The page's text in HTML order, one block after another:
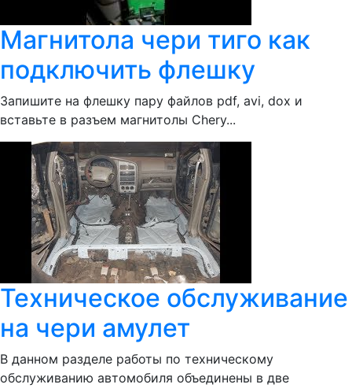
Магнитола чери тиго как
подключить флешку
Запишите на флешку пару файлов pdf, avi, dox и
вставьте в разъем магнитолы Chery...
Техническое обслуживание
на чери амулет
В данном разделе работы по техническому
обслуживанию автомобиля объединены в две